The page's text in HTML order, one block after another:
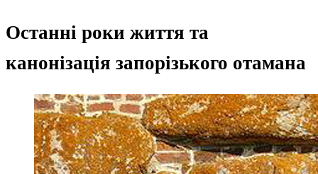
Останні роки життя та
канонізація запорізького отамана